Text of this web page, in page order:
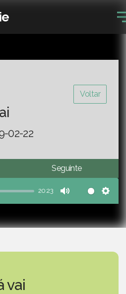
Voltar
02-22
Seguinte
20:23
Mute
vai